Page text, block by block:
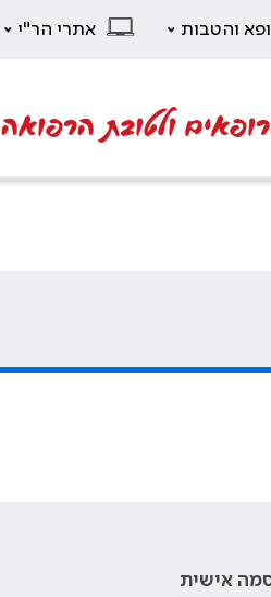
והטבות אתרי הר"י
ולטובת הרפואה
אישית